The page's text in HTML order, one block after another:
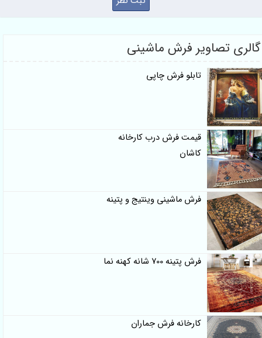
تصاویر فرش ماشینی
تابلو فرش چاپی
قیمت فرش درب کارخانه
کاشان
فرش ماشینی وینتیج و پتینه
فرش پتینه 700 شانه کهنه نما
کارخانه فرش جماران